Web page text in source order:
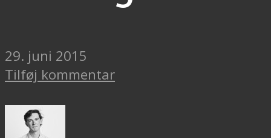
29. juni 2015
Tilføj kommentar